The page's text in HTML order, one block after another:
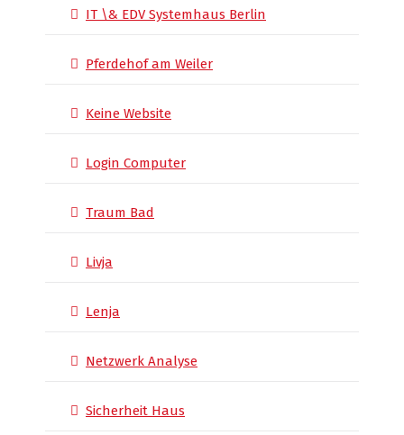
IT \& EDV Systemhaus Berlin
Pferdehof am Weiler
Keine Website
Login Computer
Traum Bad
Livja
Lenja
Netzwerk Analyse
Sicherheit Haus